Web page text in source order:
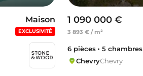
Maison
EXCLUSIVITÉ
1 090 000 €
3 893 € / m²
6 pièces 5 chambres
ChevryChevry